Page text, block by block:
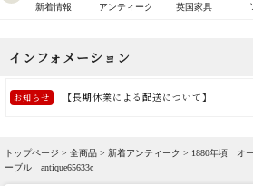
新着情報 アンティーク 英国家具
トップページ > 全商品 > 新着アンティーク > 1880年頃 オ
ーブル antique65633c